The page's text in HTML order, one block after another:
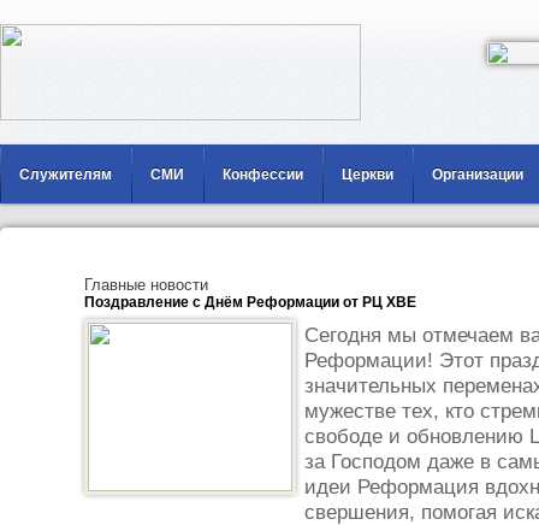
Служителям СМИ Конфессии Церкви Организации
Главные новости
Поздравление с Днём Реформации от РЦ ХВЕ
Сегодня мы отмечаем
Реформации! Этот
значительных
мужестве тех, кто
свободе и обновлению
за Господом даже в
идеи Реформация
свершения, помогая